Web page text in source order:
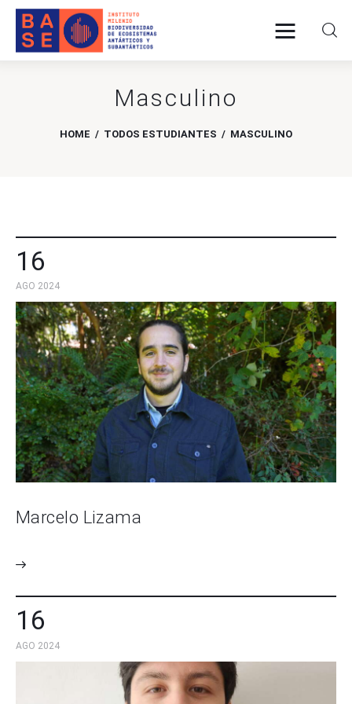
Masculino
HOME TODOS ESTUDIANTES MASCULINO
SOMOS
COMUNICACIONES
CONTACTO
16
AGO 2024
Marcelo Lizama
16
AGO 2024